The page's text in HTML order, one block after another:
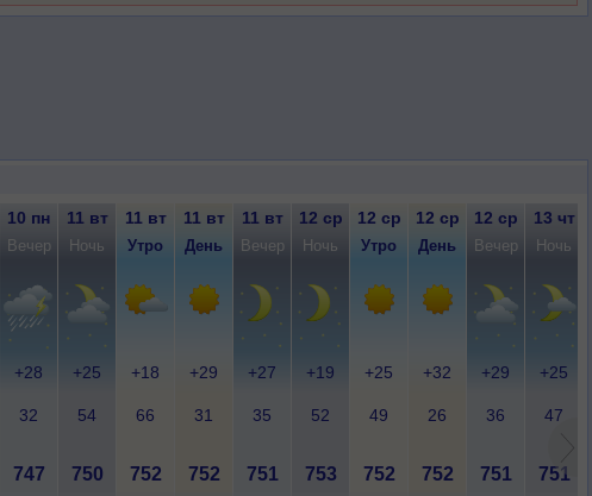
10 пн 11 вт 11 вт 11 вт 11 вт 12 ср 12 ср 12 ср 12 ср 13 чт
Вечер Ночь Утро День Вечер Ночь Утро День Вечер Ночь
+28 +25 +18 +29 +27 +19 +25 +32 +29 +25
32 54 66 31 35 52 49 26 36 47
747 750 752 752 751 753 752 752 751 751